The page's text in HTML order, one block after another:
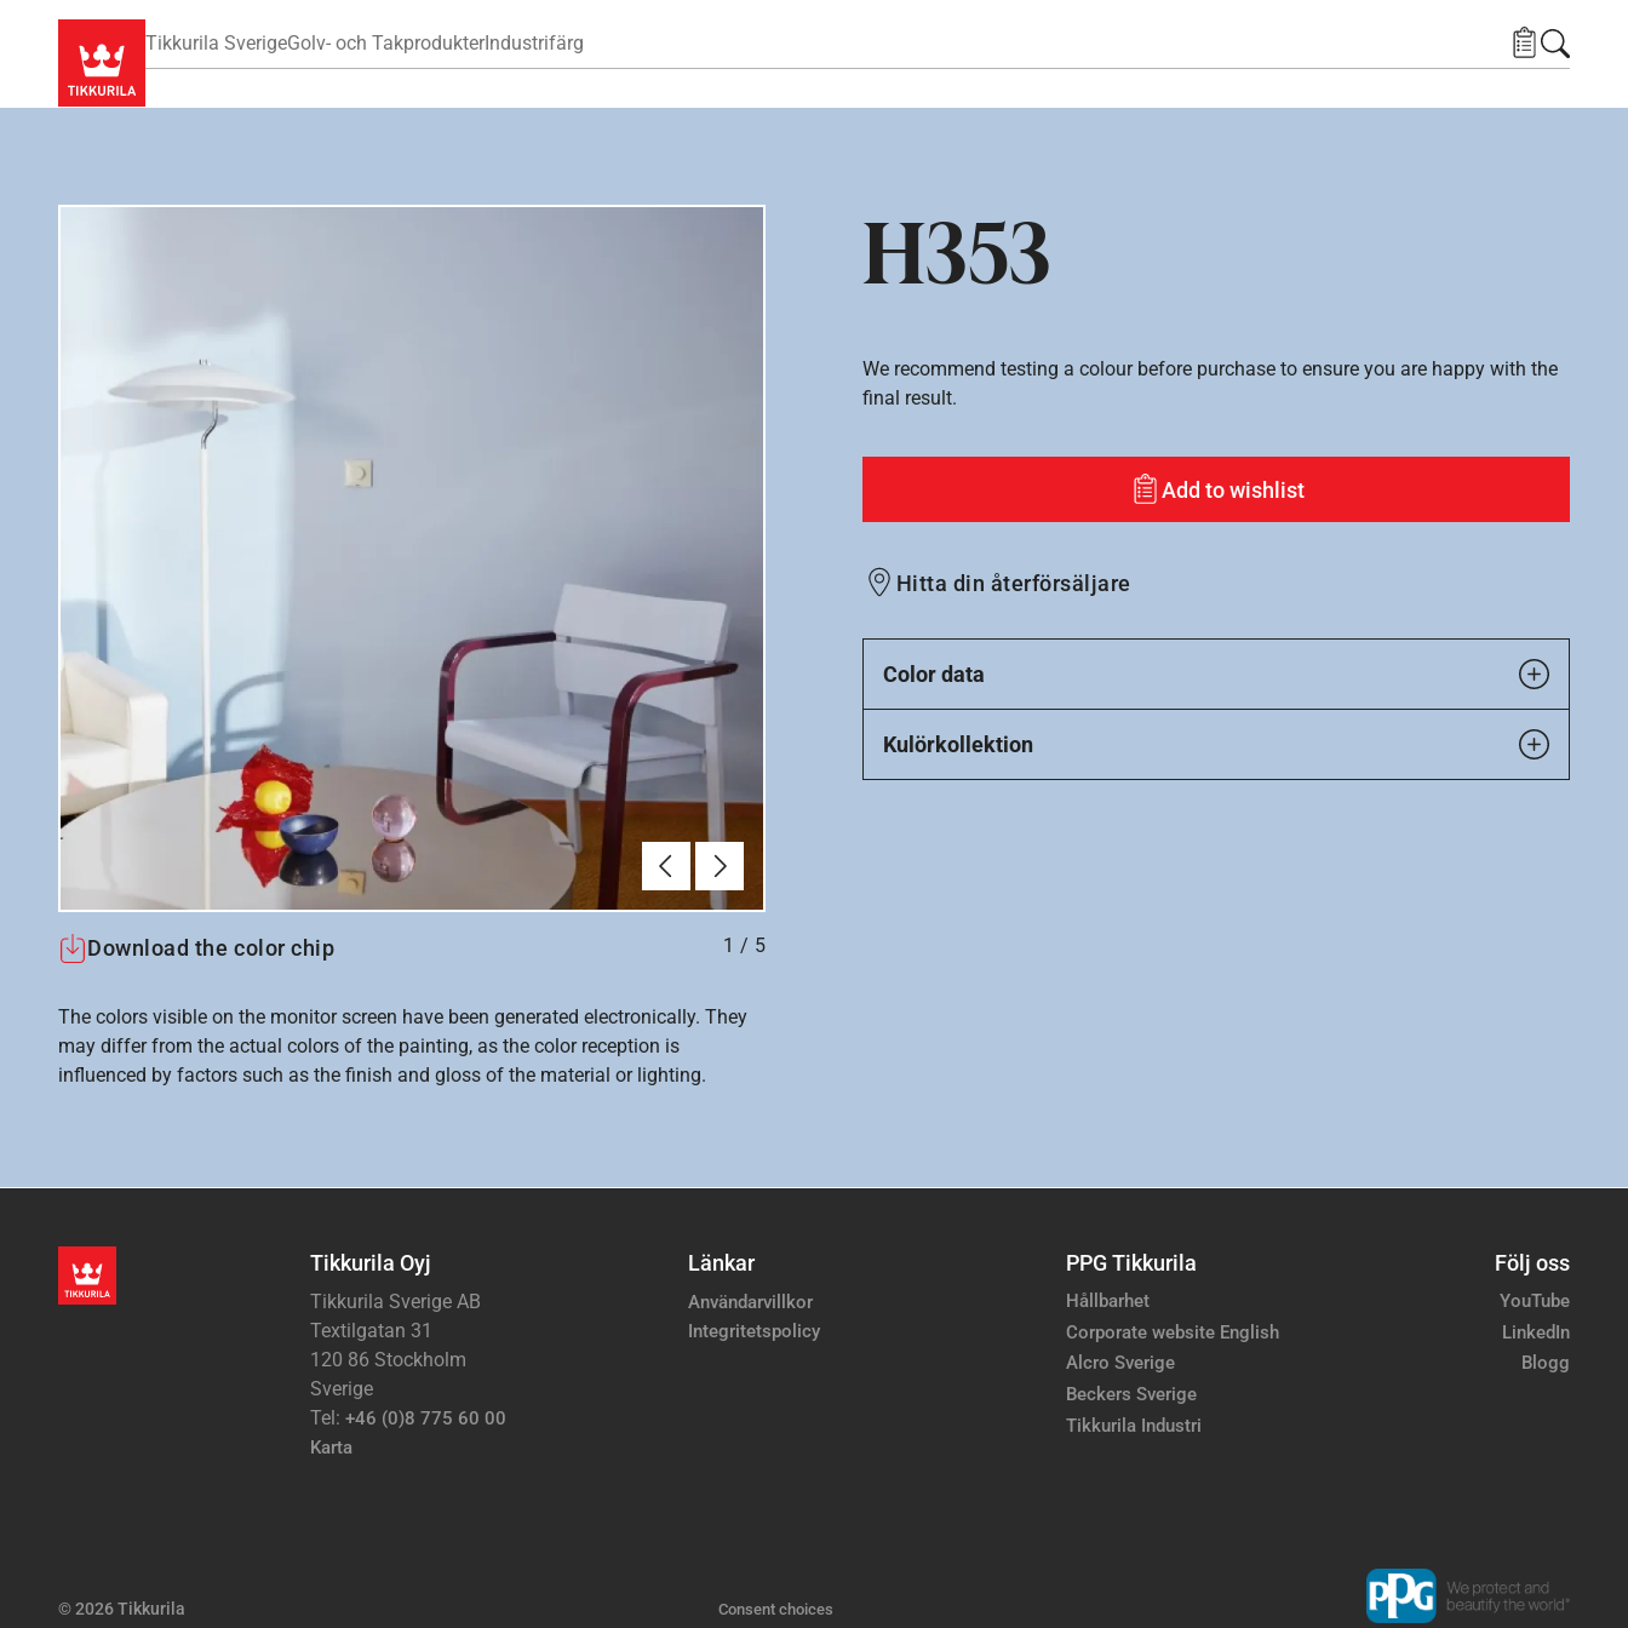
Tikkurila SverigeGolv- och TakprodukterIndustrifärg
H353
Föregående
Nästa
Download the color chip 1 / 5
The colors visible on the monitor screen have been generated electronically. They
may differ from the actual colors of the painting, as the color reception is
influenced by factors such as the finish and gloss of the material or lighting.
We recommend testing a colour before purchase to ensure you are happy with the
final result.
Add to wishlist
Hitta din återförsäljare
Color data
Kulörkollektion
Tikkurila Oyj
Tikkurila Sverige AB
Textilgatan 31
120 86 Stockholm
Sverige
Tel: +46 (0)8 775 60 00
Karta
Länkar
Användarvillkor
Integritetspolicy
PPG Tikkurila
Hållbarhet
Corporate website English
Alcro Sverige
Beckers Sverige
Tikkurila Industri
Följ oss
YouTube
LinkedIn
Blogg
© 2026 Tikkurila Consent choices